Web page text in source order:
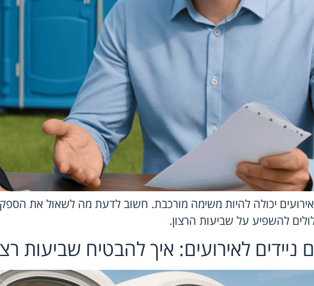
יכולה להיות משימה מורכבת. חשוב לדעת מה לשאול את
להשפיע על שביעות הרצון.
לאירועים: איך להבטיח שביעות